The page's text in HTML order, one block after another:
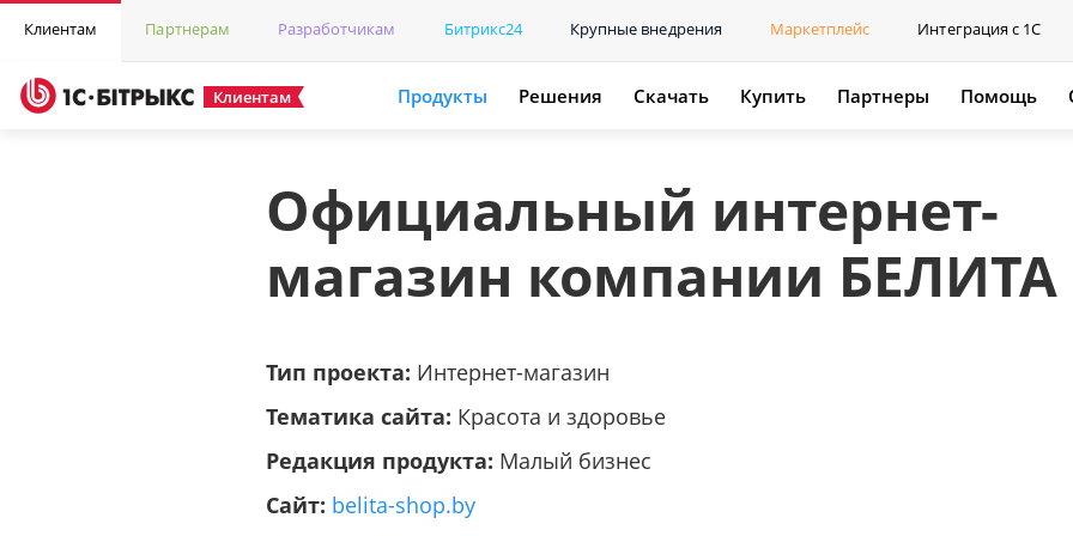
Клиентам Партнерам Разработчикам Битрикс24 Крупные внедрения Маркетплейс Интеграция с 1С
Клиентам Продукты Решения Скачать Купить Партнеры Помощь
Официальный интернет-
магазин компании БЕЛИТА
Тип проекта: Интернет-магазин
Тематика сайта: Красота и здоровье
Редакция продукта: Малый бизнес
Сайт: belita-shop.by